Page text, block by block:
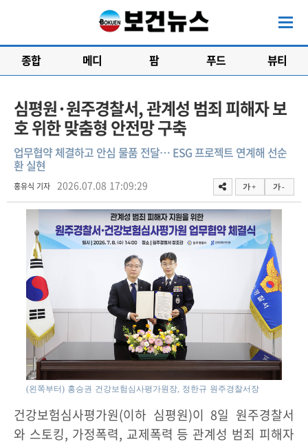
종합 메디 팜 푸드 뷰티
심평원·원주경찰서, 관계성 범죄 피해자 보
호 위한 맞춤형 안전망 구축
업무협약 체결하고 안심 물품 전달… ESG 프로젝트 연계해 선순
환 실현
홍유식 기자 2026.07.08 17:09:29 가 + 가 -
(왼쪽부터) 홍승권 건강보험심사평가원장, 정한규 원주경찰서장
건강보험심사평가원(이하 심평원)이 8일 원주경찰서
와 스토킹, 가정폭력, 교제폭력 등 관계성 범죄 피해자